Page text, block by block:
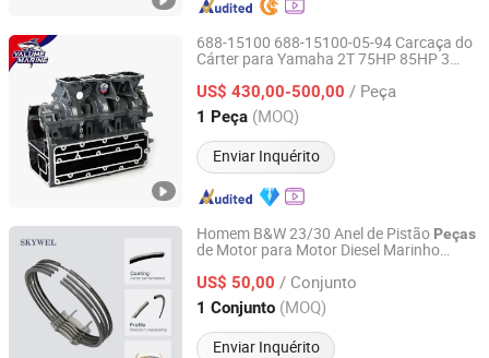
688-15100 688-15100-05-94 Carcaça do
Cárter para Yamaha 2T 75HP 85HP 3
de Fora de Borda Acessórios Marinhos
US$ 430,00-500,00 / Peça
1 Peça (MOQ)
Enviar Inquérito
Yarwor (Dalian)Marine Equipment Co.,Ltd.
Liaoning, China Desde 2024
Homem B&W 23/30 Anel de Pistão Peças
de Motor para Motor Diesel Marinho
US$ 50,00 / Conjunto
1 Conjunto (MOQ)
Enviar Inquérito
SKYWEL MACHINERY CO., LTD.
Hunan, China Desde 2025